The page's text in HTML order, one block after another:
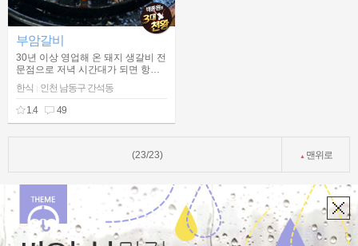
부암갈비
30년 이상 영업해 온 돼지 생갈비 전
문점으로 저녁 시간대가 되면 항상
만석 인 곳
한식
인천 남동구 간석동
1.4
49
(23/23) ▲ 맨위로